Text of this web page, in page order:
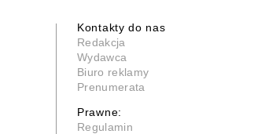
Kontakty do nas
Redakcja
Wydawca
Biuro reklamy
Prenumerata
Prawne:
Regulamin